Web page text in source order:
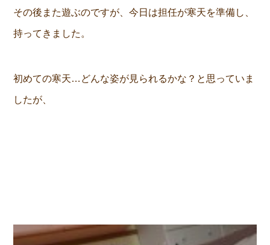
その後また遊ぶのですが、今日は担任が寒天を準備し、
持ってきました。
初めての寒天…どんな姿が見られるかな？と思っていま
したが、